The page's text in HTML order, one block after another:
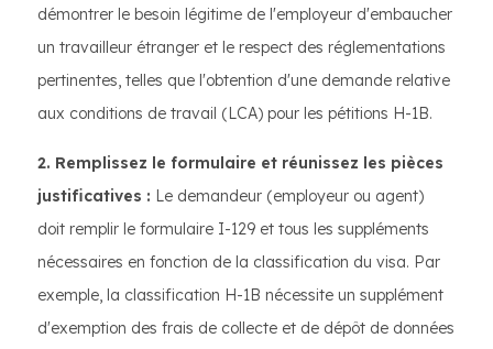
démontrer le besoin légitime de l'employeur d'embaucher
un travailleur étranger et le respect des réglementations
pertinentes, telles que l'obtention d'une demande relative
aux conditions de travail (LCA) pour les pétitions H-1B.
2. Remplissez le formulaire et réunissez les pièces
justificatives : Le demandeur (employeur ou agent)
doit remplir le formulaire I-129 et tous les suppléments
nécessaires en fonction de la classification du visa. Par
exemple, la classification H-1B nécessite un supplément
d'exemption des frais de collecte et de dépôt de données